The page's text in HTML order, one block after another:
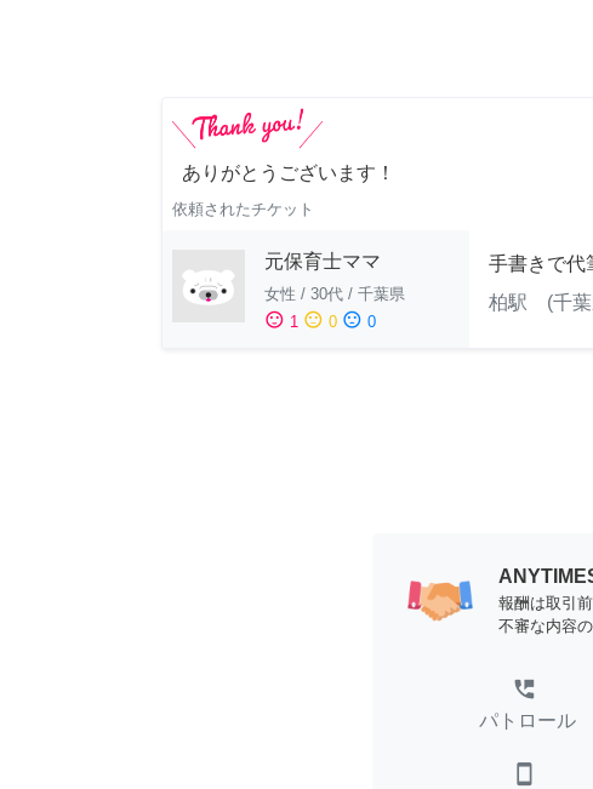
ありがとうございます！
依頼されたチケット
元保育士ママ
女性 / 30代 / 千葉県
sentiment_satisfied 1 sentiment_neutral 0 sentiment_dissatisfied 0
手書きで代
柏駅 (千葉
報酬は取引
不審な内容
perm_phone_msg
パトロール
smartphone